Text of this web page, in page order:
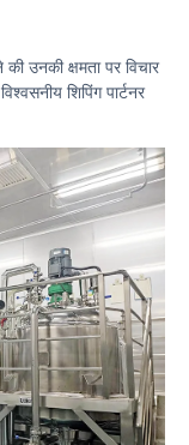
उनकी क्षमता पर विचार
शिपिंग पार्टनर